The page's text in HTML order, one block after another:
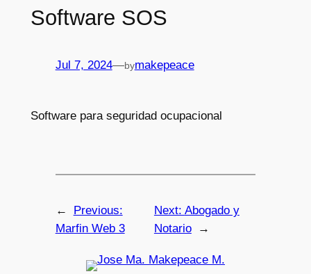
Software SOS
Jul 7, 2024—bymakepeace
Software para seguridad ocupacional
←
Previous:
Marfin Web 3
Next: Abogado y
Notario
→